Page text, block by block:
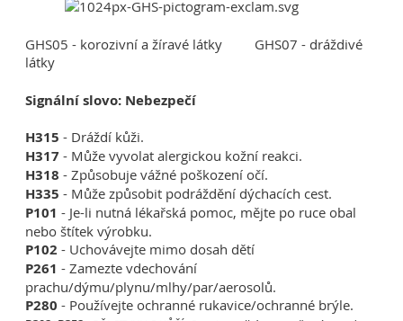
GHS05 - korozivní a žíravé látky GHS07 - dráždivé
látky
Signální slovo: Nebezpečí
H315 - Dráždí kůži.
H317 - Může vyvolat alergickou kožní reakci.
H318 - Způsobuje vážné poškození očí.
H335 - Může způsobit podráždění dýchacích cest.
P101 - Je-li nutná lékařská pomoc, mějte po ruce obal
nebo štítek výrobku.
P102 - Uchovávejte mimo dosah dětí
P261 - Zamezte vdechování
prachu/dýmu/plynu/mlhy/par/aerosolů.
P280 - Používejte ochranné rukavice/ochranné brýle.